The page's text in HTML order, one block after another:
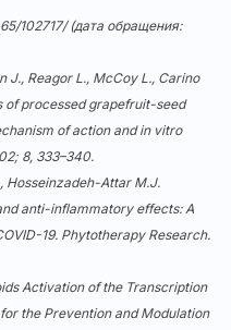
102717/(дата обращения:
J., Reagor L., McCoy L., Carino
of processed grapefruit-seed
of action and in vitro
8, 333–340.
Hosseinzadeh-Attar M.J.
anti-inflammatory effects: A
19. Phytotherapy Research.
Activation of the Transcription
the Prevention and Modulation